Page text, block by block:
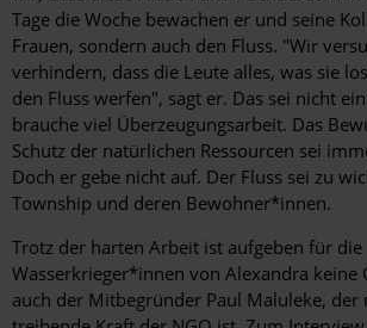
Tage die Woche bewachen er und seine
Frauen, sondern auch den Fluss. "Wir
verhindern, dass die Leute alles, was sie
den Fluss werfen", sagt er. Das sei nicht
brauche viel Überzeugungsarbeit. Das
Schutz der natürlichen Ressourcen sei
Doch er gebe nicht auf. Der Fluss sei zu
Township und deren Bewoh­ner*in­nen.
Trotz der harten Arbeit ist aufgeben für die
Wasserkrieger*innen von Alexandra keine
auch der Mitbegründer Paul Maluleke, der